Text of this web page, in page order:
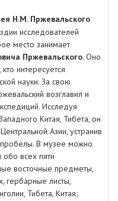
Н.М. Пржевальского
исследователей
место занимает
Пржевальского. Оно
интересуется
науки. За свою
возглавил и
Исследуя
Китая, Тибета, он
Азии, устранив
пробелы. В музее можно
обо всех пяти
восточные предметы,
гербарные листы,
Тибета, Китая;